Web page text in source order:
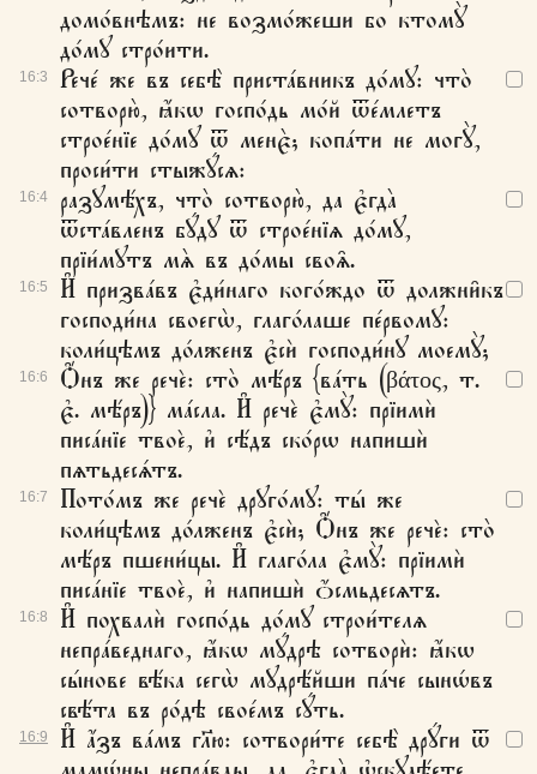
16:3
16:4
16:5
16:6
16:7
16:8
16:9
домо́внѣмъ: не возмо́жеши бо ктомꙋ̀
до́мꙋ стро́ити.
Рече́ же въ себѣ̀ приста́вникъ до́мꙋ: что̀
сотворю̀, ꙗ҆́кѡ госпо́дь мо́й ѿе́млетъ
строе́нїе до́мꙋ ѿ менє̀; копа́ти не могꙋ̀,
проси́ти стыжꙋ́сѧ:
разꙋмѣ́хъ, что̀ сотворю̀, да є҆гда̀
ѿста́вленъ бꙋ́дꙋ ѿ строе́нїѧ до́мꙋ,
прїи́мꙋтъ мѧ̀ въ до́мы своѧ̑.
И҆ призва́въ є҆ди́наго кого́ждо ѿ должни̑къ
господи́на своегѡ̀, глаго́лаше пе́рвомꙋ:
коли́цѣмъ до́лженъ є҆сѝ господи́нꙋ моемꙋ̀;
Ѻ҆́нъ же речѐ: сто̀ мѣ́ръ {ва́ть (βάτος, т.
є҆. мѣ́ръ)} ма́сла. И҆ речѐ є҆мꙋ̀: прїимѝ
писа́нїе твоѐ, и҆ сѣ́дъ ско́рѡ напишѝ
пѧтьдесѧ́тъ.
Пото́мъ же речѐ дрꙋго́мꙋ: ты́ же
коли́цѣмъ до́лженъ є҆сѝ; Ѻ҆́нъ же речѐ: сто̀
мѣ́ръ пшени́цы. И҆ глаго́ла є҆мꙋ̀: прїимѝ
писа́нїе твоѐ, и҆ напишѝ ѻ҆́смьдесѧтъ.
И҆ похвалѝ госпо́дь до́мꙋ строи́телѧ
непра́веднаго, ꙗ҆́кѡ мꙋ́дрѣ сотворѝ: ꙗ҆́кѡ
сы́нове вѣ́ка сегѡ̀ мꙋдрѣ́йши па́че сынѡ́въ
свѣ́та въ ро́дѣ свое́мъ сꙋ́ть.
И҆ а҆́зъ ва́мъ гл҃ю: сотвори́те себѣ̀ дрꙋ́ги ѿ